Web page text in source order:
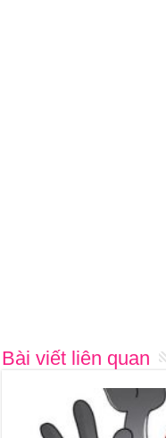
Bài viết liên quan